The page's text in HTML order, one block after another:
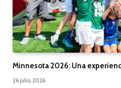
Minnesota 2026: Una
26 julio, 2026